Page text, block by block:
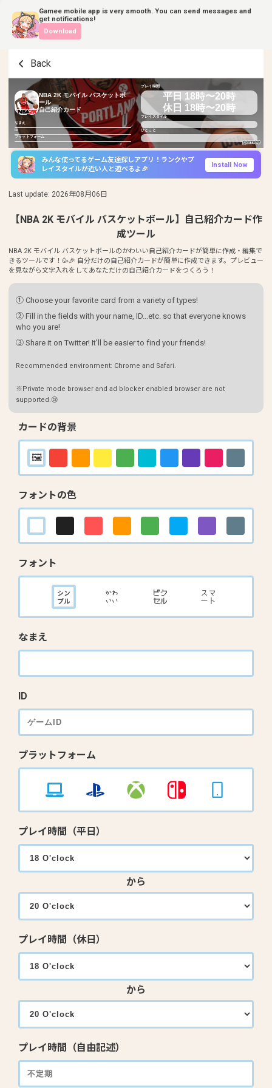
Gamee mobile app is very smooth. You can send messages and
get notifications!
Download
Back
NBA 2K モバイル バスケットボ
ール
自己紹介カード
なまえ
ID
プラットフォーム
プレイ時間
平日 18時〜20時
休日 18時〜20時
プレイスタイル
ひとこと
みんな使ってるゲーム友達探しアプリ！ランクやプ
レイスタイルが近い人と遊べるよ🎉
Install Now
Last update: 2026年08月06日
【NBA 2K モバイル バスケットボール】自己紹介カード作
成ツール
NBA 2K モバイル バスケットボールのかわいい自己紹介カードが簡単に作成・編集で
きるツールです！🥳🎉 自分だけの自己紹介カードが簡単に作成できます。プレビュー
を見ながら文字入れをしてあなただけの自己紹介カードをつくろう！
① Choose your favorite card from a variety of types!
② Fill in the fields with your name, ID...etc. so that everyone knows
who you are!
③ Share it on Twitter! It'll be easier to find your friends!
Recommended environment: Chrome and Safari.
※Private mode browser and ad blocker enabled browser are not
supported.😢
カードの背景
フォントの色
フォント
なまえ
ID
プラットフォーム
プレイ時間（平日）
から
プレイ時間（休日）
から
プレイ時間（自由記述）